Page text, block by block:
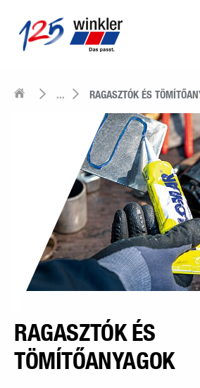
... RAGASZTÓK ÉS
RAGASZTÓK ÉS
TÖMÍTŐANYAGOK